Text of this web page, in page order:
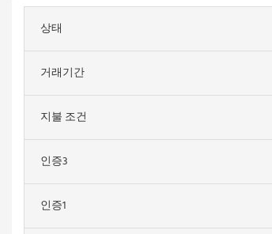
상태
거래기간
지불 조건
인증3
인증1